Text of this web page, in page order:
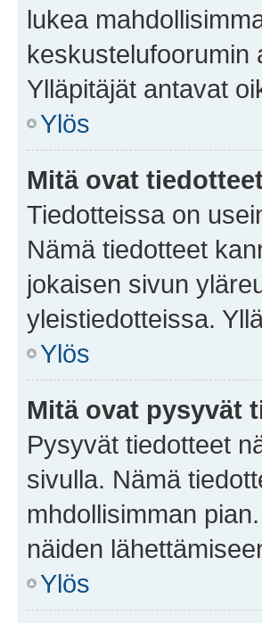
lukea
keskustelufoorumin
Ylläpitäjät antavat
Ylös
Mitä ovat
Tiedotteissa on
Nämä tiedotteet
jokaisen sivun
yleistiedotteissa.
Ylös
Mitä ovat pysyvät
Pysyvät tiedotteet
sivulla. Nämä
mhdollisimman
näiden
Ylös